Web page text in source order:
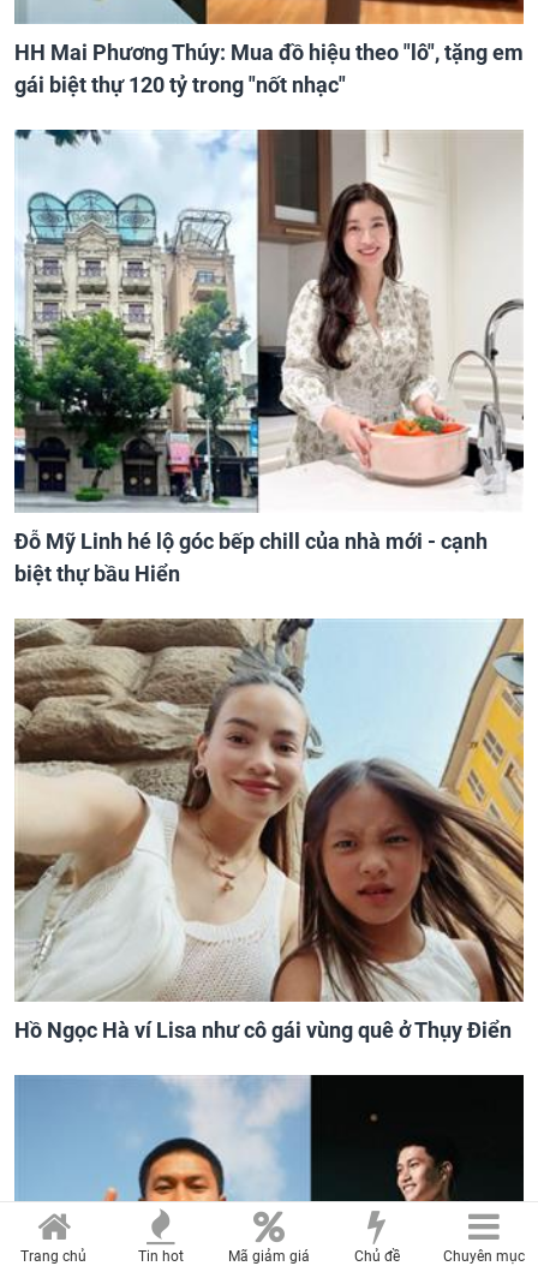
HH Mai Phương Thúy: Mua đồ hiệu theo "lô", tặng em
gái biệt thự 120 tỷ trong "nốt nhạc"
Đỗ Mỹ Linh hé lộ góc bếp chill của nhà mới - cạnh
biệt thự bầu Hiển
Hồ Ngọc Hà ví Lisa như cô gái vùng quê ở Thụy Điển
Trang chủ Tin hot Mã giảm giá Chủ đề Chuyên mục